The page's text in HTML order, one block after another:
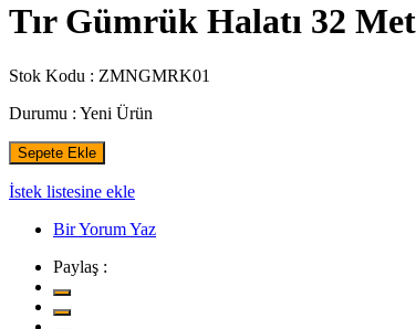
Tır Gümrük Halatı 32
Stok Kodu : ZMNGMRK01
Durumu : Yeni Ürün
Sepete Ekle
İstek listesine ekle
Bir Yorum Yaz
Paylaş :